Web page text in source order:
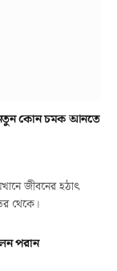
নতুন কোন চমক আনতে
জীবনের হঠাৎ
থেকে।
পরান